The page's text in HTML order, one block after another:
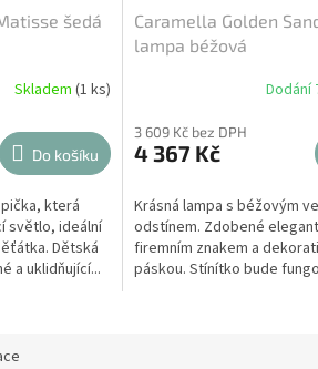
šedá
Skladem (1 ks)
Do košíku
která
světlo, ideální
Dětská
a uklidňující...
Caramella Golden
lampa béžová
Dodání
3 609 Kč bez DPH
4 367 Kč
Krásná lampa s béžovým
odstínem. Zdobené
firemním znakem a
páskou. Stínítko bude